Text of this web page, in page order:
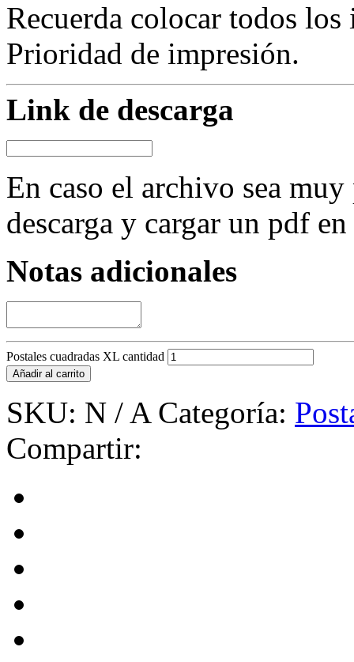
Recuerda colocar todos
Prioridad de impresión.
Link de descarga
En caso el archivo sea
descarga y cargar un pdf
Notas adicionales
Postales cuadradas XL cantidad
Añadir al carrito
SKU: N / A Categoría:
Compartir: